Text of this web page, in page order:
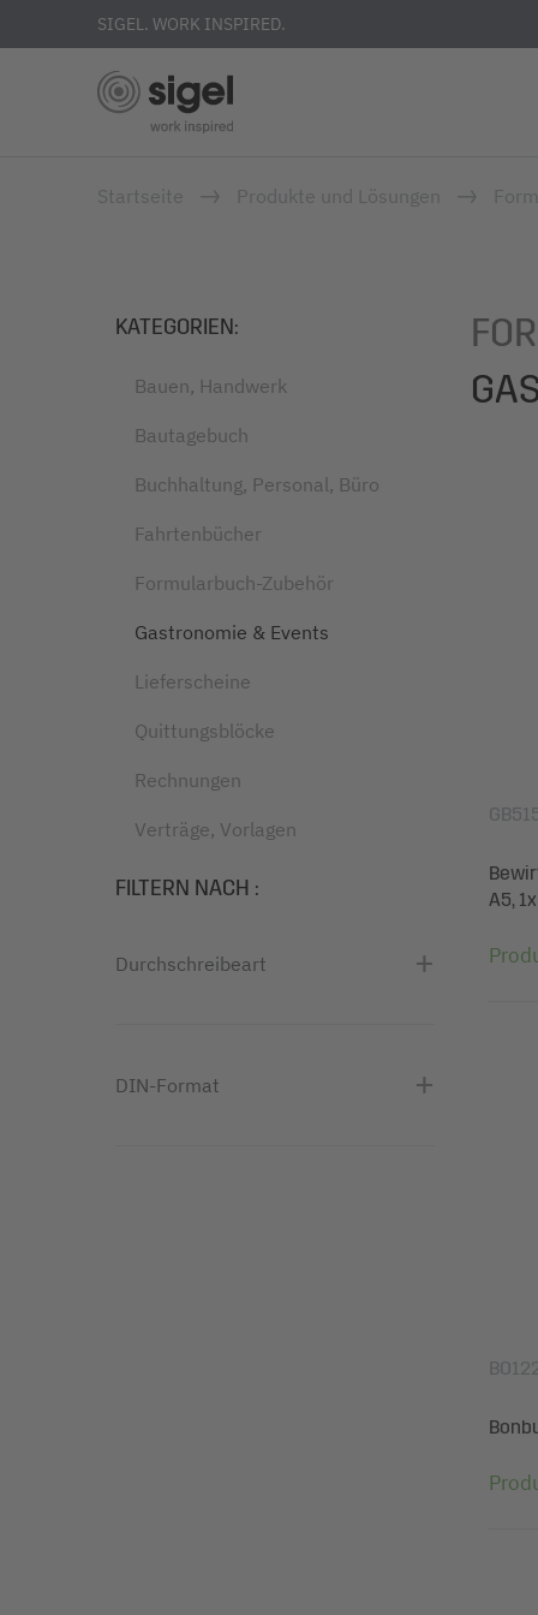
SIGEL. WORK INSPIRED.
Startseite Produkte und Lösungen
KATEGORIEN:
Bauen, Handwerk
Bautagebuch
Buchhaltung, Personal, Büro
Fahrtenbücher
Formularbuch-Zubehör
Gastronomie & Events
Lieferscheine
Quittungsblöcke
Rechnungen
Verträge, Vorlagen
FILTERN NACH :
Durchschreibeart
DIN-Format
A5,